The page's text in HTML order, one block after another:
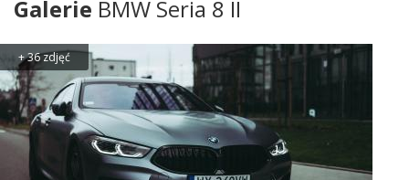
Galerie BMW Seria 8 II
+ 36 zdjęć